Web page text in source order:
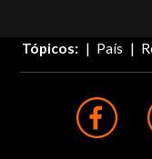
Tópicos: País